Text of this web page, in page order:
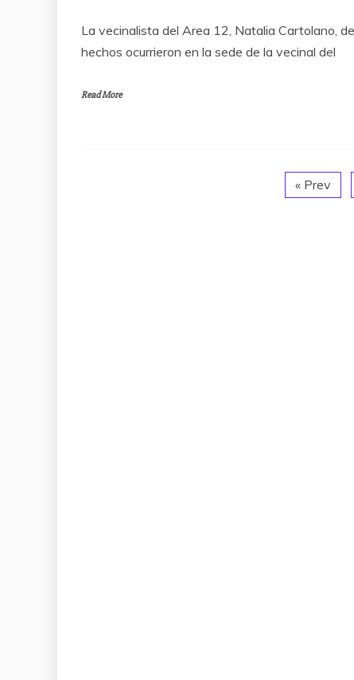
La vecinalista del Area 12, Natalia Cartolano,
hechos ocurrieron en la sede de la vecinal del
Read More
« Prev